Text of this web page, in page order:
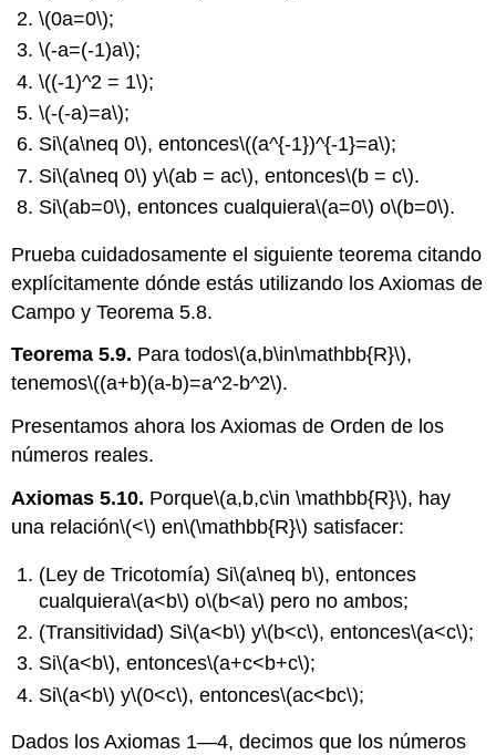
\(0a=0\);
\(-a=(-1)a\);
\((-1)^2 = 1\);
\(-(-a)=a\);
Si\(a\neq 0\), entonces\((a^{-1})^{-1}=a\);
Si\(a\neq 0\) y\(ab = ac\), entonces\(b = c\).
Si\(ab=0\), entonces cualquiera\(a=0\) o\(b=0\).
Prueba cuidadosamente el siguiente teorema citando
explícitamente dónde estás utilizando los Axiomas de
Campo y Teorema 5.8.
Teorema 5.9. Para todos\(a,b\in\mathbb{R}\),
tenemos\((a+b)(a-b)=a^2-b^2\).
Presentamos ahora los Axiomas de Orden de los
números reales.
Axiomas 5.10. Porque\(a,b,c\in \mathbb{R}\), hay
una relación\(<\) en\(\mathbb{R}\) satisfacer:
(Ley de Tricotomía) Si\(a\neq b\), entonces
cualquiera\(a<b\) o\(b<a\) pero no ambos;
(Transitividad) Si\(a<b\) y\(b<c\), entonces\(a<c\);
Si\(a<b\), entonces\(a+c<b+c\);
Si\(a<b\) y\(0<c\), entonces\(ac<bc\);
Dados los Axiomas 1—4, decimos que los números